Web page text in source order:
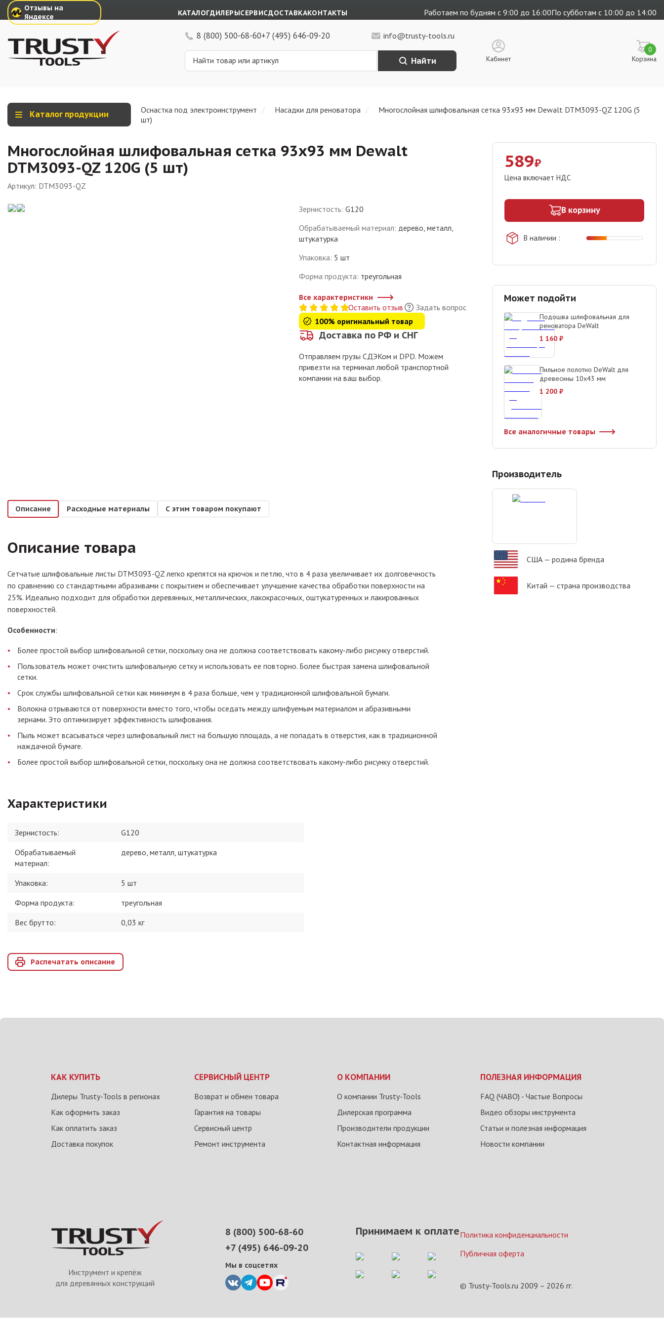
Отзывы на
Яндексе
КАТАЛОГДИЛЕРЫСЕРВИСДОСТАВКАКОНТАКТЫ Работаем по будням с 9:00 до 16:00По субботам с 10:00 до 14:00
8 (800) 500-68-60+7 (495) 646-09-20 info@trusty-tools.ru
Найти Кабинет Корзина
0
Каталог продукции Оснастка под электроинструмент Насадки для реноватора
Многослойная шлифовальная сетка 93x93 мм Dewalt DTM3093-QZ 120G (5
шт)
Многослойная шлифовальная сетка 93x93 мм Dewalt
DTM3093-QZ 120G (5 шт)
Артикул: DTM3093-QZ
589₽
Цена включает НДС
В корзину
В наличии
Зернистость: G120
Обрабатываемый материал: дерево, металл,
штукатурка
Упаковка: 5 шт
Форма продукта: треугольная
Все характеристики
Оставить отзыв
Задать вопрос
100% оригинальный товар
Доставка по РФ и СНГ
Отправляем грузы СДЭКом и DPD. Можем
привезти на терминал любой транспортной
компании на ваш выбор.
Описание Расходные материалы С этим товаром покупают
Описание товара
Сетчатые шлифовальные листы DTM3093-QZ легко крепятся на крючок и петлю, что в 4 раза увеличивает их долговечность
по сравнению со стандартными абразивами с покрытием и обеспечивает улучшение качества обработки поверхности на
25%. Идеально подходит для обработки деревянных, металлических, лакокрасочных, оштукатуренных и лакированных
поверхностей.
Особенности:
Более простой выбор шлифовальной сетки, поскольку она не должна соответствовать какому-либо рисунку отверстий.
Пользователь может очистить шлифовальную сетку и использовать ее повторно. Более быстрая замена шлифовальной
сетки.
Срок службы шлифовальной сетки как минимум в 4 раза больше, чем у традиционной шлифовальной бумаги.
Волокна отрываются от поверхности вместо того, чтобы оседать между шлифуемым материалом и абразивными
зернами. Это оптимизирует эффективность шлифования.
Пыль может всасываться через шлифовальный лист на большую площадь, а не попадать в отверстия, как в традиционной
наждачной бумаге.
Более простой выбор шлифовальной сетки, поскольку она не должна соответствовать какому-либо рисунку отверстий.
Характеристики
Зернистость:
G120
Обрабатываемый
материал:
дерево, металл, штукатурка
Упаковка:
5 шт
Форма продукта:
треугольная
Вес брутто:
0,03 кг
Распечатать описание
Производитель
США — родина бренда
Китай — страна производства
Может подойти
Подошва шлифовальная для
реноватора DeWalt
1 160 ₽
Пильное полотно DeWalt для
древесины 10х43 мм
1 200 ₽
Все аналогичные товары
КАК КУПИТЬ
Дилеры Trusty-Tools в регионах
Как оформить заказ
Как оплатить заказ
Доставка покупок
СЕРВИСНЫЙ ЦЕНТР
Возврат и обмен товара
Гарантия на товары
Сервисный центр
Ремонт инструмента
О КОМПАНИИ
О компании Trusty-Tools
Дилерская программа
Производители продукции
Контактная информация
ПОЛЕЗНАЯ ИНФОРМАЦИЯ
FAQ (ЧАВО) - Частые Вопросы
Видео обзоры инструмента
Статьи и полезная информация
Новости компании
Инструмент и крепёж
для деревянных конструкций
8 (800) 500-68-60
+7 (495) 646-09-20
Мы в соцсетях
Принимаем к оплатеПолитика конфиденциальности
Публичная оферта
© Trusty-Tools.ru 2009 – 2026 гг.